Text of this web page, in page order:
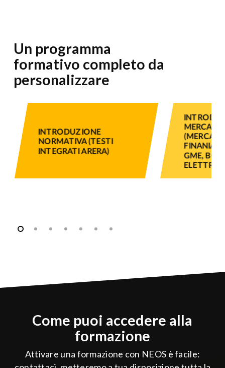
Un programma
formativo completo da
personalizzare
INTRODUZIONE
NORMATIVA (TESTI
INTEGRATI ARERA)
(MERCATI
GME,
Come puoi accedere alla
formazione
Attivare una formazione con NEOS è facile: